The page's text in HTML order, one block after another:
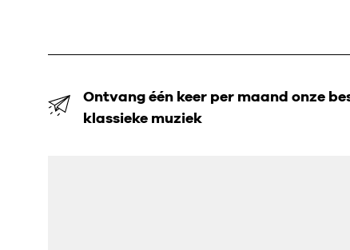
Ontvang één keer per maand onze
klassieke muziek